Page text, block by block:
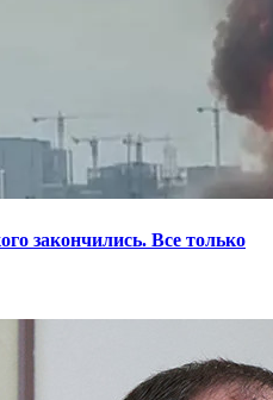
закончились. Все только